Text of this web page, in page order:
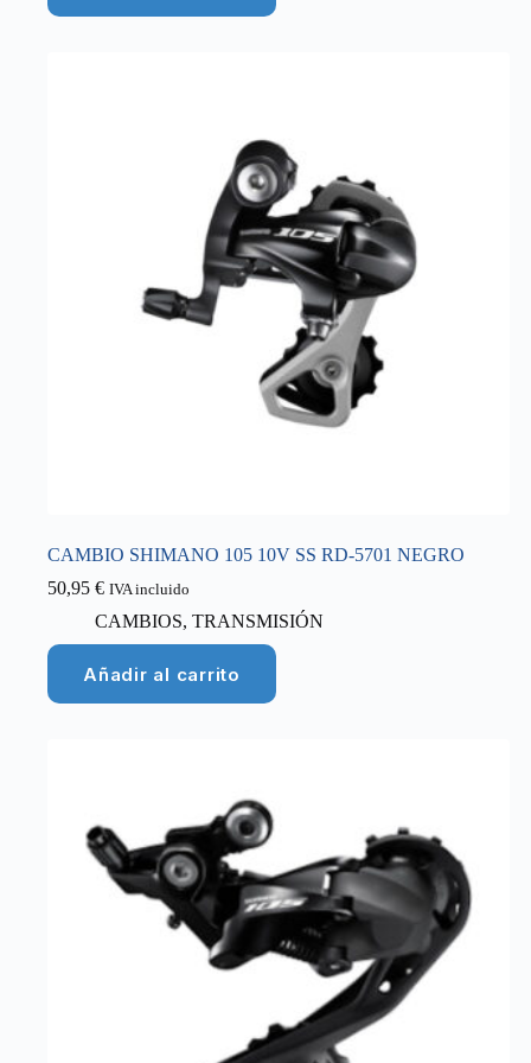
CAMBIO SHIMANO 105 10V SS RD-5701 NEGRO
50,95 € IVA incluido
CAMBIOS, TRANSMISIÓN
Añadir al carrito